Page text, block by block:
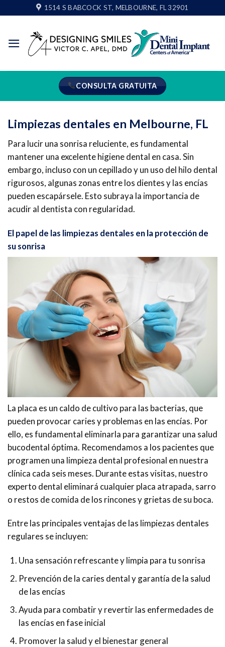
al
contenido
1514 S BABCOCK ST, MELBOURNE, FL 32901
CONSULTA GRATUITA
Limpiezas dentales en Melbourne, FL
Para lucir una sonrisa reluciente, es fundamental
mantener una excelente higiene dental en casa. Sin
embargo, incluso con un cepillado y un uso del hilo dental
rigurosos, algunas zonas entre los dientes y las encías
pueden escapársele. Esto subraya la importancia de
acudir al dentista con regularidad.
El papel de las limpiezas dentales en la protección de
su sonrisa
La placa es un caldo de cultivo para las bacterias, que
pueden provocar caries y problemas en las encías. Por
ello, es fundamental eliminarla para garantizar una salud
bucodental óptima. Recomendamos a los pacientes que
programen una limpieza dental profesional en nuestra
clínica cada seis meses. Durante estas visitas, nuestro
experto dental eliminará cualquier placa atrapada, sarro
o restos de comida de los rincones y grietas de su boca.
Entre las principales ventajas de las limpiezas dentales
regulares se incluyen:
Una sensación refrescante y limpia para tu sonrisa
Prevención de la caries dental y garantía de la salud
de las encías
Ayuda para combatir y revertir las enfermedades de
las encías en fase inicial
Promover la salud y el bienestar general